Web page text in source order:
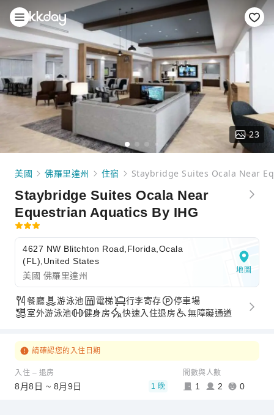
23
美國 佛羅里達州 住宿 Staybridge Suites Ocala Near
Staybridge Suites Ocala Near
Equestrian Aquatics By IHG
4627 NW Blitchton Road,Florida,Ocala
(FL),United States
美國 佛羅里達州
地圖
餐廳 游泳池 電梯 行李寄存
停車場
室外游泳池
健身房 快速入住退房 無障礙通道
請確認您的入住日期
入住 – 退房
8月8日 ~ 8月9日 1 晚
間數與人數
1 2 0